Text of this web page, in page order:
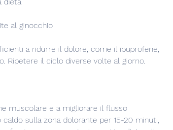
dieta.
al ginocchio
a ridurre il dolore, come il ibuprofene,
Ripetere il ciclo diverse volte al giorno.
muscolare e a migliorare il flusso
sulla zona dolorante per 15-20 minuti,